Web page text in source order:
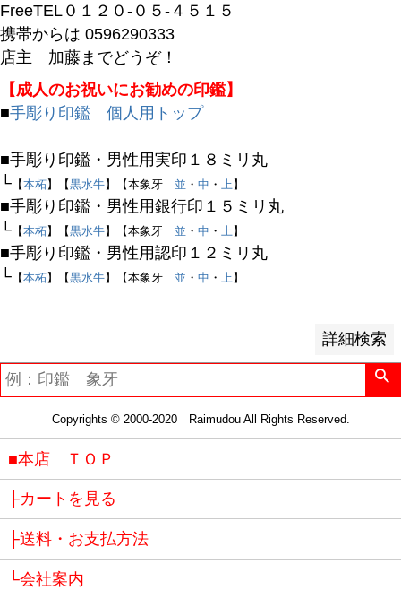
FreeTEL０１２０-０５-４５１５
携帯からは 0596290333
店主 加藤までどうぞ！
【成人のお祝いにお勧めの印鑑】
■手彫り印鑑 個人用トップ
■手彫り印鑑・男性用実印１８ミリ丸
└ 【本柘】【黒水牛】【本象牙 並 ・ 中 ・ 上 】
■手彫り印鑑・男性用銀行印１５ミリ丸
└ 【本柘】【黒水牛】【本象牙 並 ・ 中 ・ 上 】
■手彫り印鑑・男性用認印１２ミリ丸
└ 【本柘】【黒水牛】【本象牙 並 ・ 中 ・ 上 】
詳細検索
予約商品
予約商品のみを表示
並び順
新着順
登録順
価格が安い順
価格が高い順
優先度順
レビュー順
キーワードヒット順
Copyrights © 2000-2020 Raimudou All Rights Reserved.
■本店 ＴＯＰ
├カートを見る
├送料・お支払方法
└会社案内